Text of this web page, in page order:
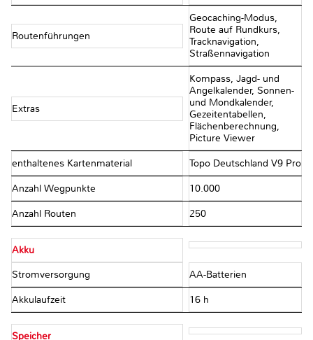
Routenführungen
Geocaching-Modus,
Route auf Rundkurs,
Tracknavigation,
Straßennavigation
Extras
Kompass, Jagd- und
Angelkalender, Sonnen-
und Mondkalender,
Gezeitentabellen,
Flächenberechnung,
Picture Viewer
enthaltenes Kartenmaterial Topo Deutschland V9 Pro
Anzahl Wegpunkte 10.000
Anzahl Routen 250
Akku
Stromversorgung AA-Batterien
Akkulaufzeit 16 h
Speicher